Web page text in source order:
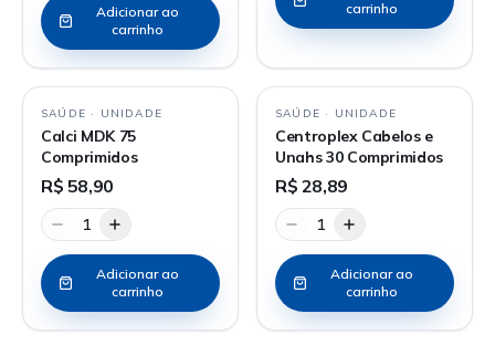
Adicionar ao
carrinho
carrinho
SAÚDE · UNIDADE
Calci MDK 75
Comprimidos
R$ 58,90
1
Adicionar ao
carrinho
SAÚDE · UNIDADE
Centroplex Cabelos e
Unahs 30 Comprimidos
R$ 28,89
1
Adicionar ao
carrinho